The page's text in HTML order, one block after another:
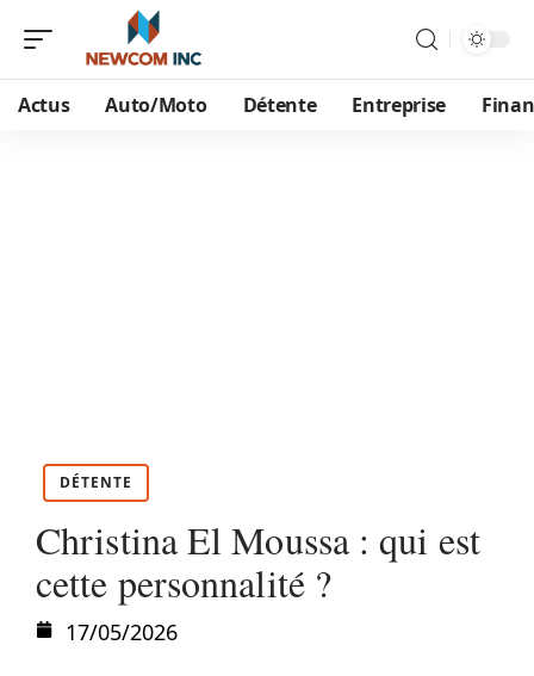
Actus Auto/Moto Détente Entreprise
DÉTENTE
Christina El Moussa : qui est
cette personnalité ?
17/05/2026